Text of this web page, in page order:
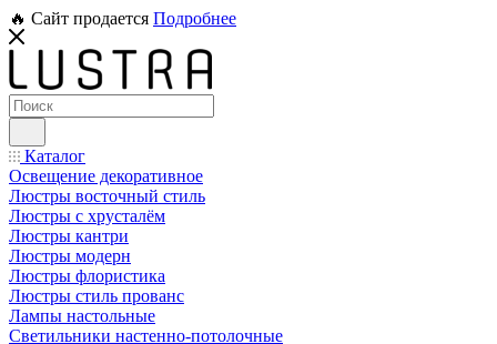
🔥 Сайт продается Подробнее
Каталог
Освещение декоративное
Люстры восточный стиль
Люстры с хрусталём
Люстры кантри
Люстры модерн
Люстры флористика
Люстры стиль прованс
Лампы настольные
Светильники настенно-потолочные